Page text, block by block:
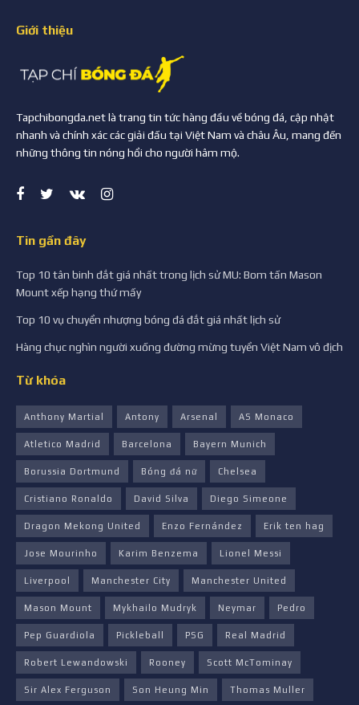
Giới thiệu
Tapchibongda.net là trang tin tức hàng đầu về bóng đá, cập nhật
nhanh và chính xác các giải đấu tại Việt Nam và châu Âu, mang đến
những thông tin nóng hổi cho người hâm mộ.
Tin gần đây
Top 10 tân binh đắt giá nhất trong lịch sử MU: Bom tấn Mason
Mount xếp hạng thứ mấy
Top 10 vụ chuyển nhượng bóng đá đắt giá nhất lịch sử
Hàng chục nghìn người xuống đường mừng tuyển Việt Nam vô địch
Từ khóa
Anthony Martial Antony Arsenal AS Monaco
Atletico Madrid Barcelona Bayern Munich
Borussia Dortmund Bóng đá nữ Chelsea
Cristiano Ronaldo David Silva Diego Simeone
Dragon Mekong United Enzo Fernández Erik ten hag
Jose Mourinho Karim Benzema Lionel Messi
Liverpool Manchester City Manchester United
Mason Mount Mykhailo Mudryk Neymar Pedro
Pep Guardiola Pickleball PSG Real Madrid
Robert Lewandowski Rooney Scott McTominay
Sir Alex Ferguson Son Heung Min Thomas Muller